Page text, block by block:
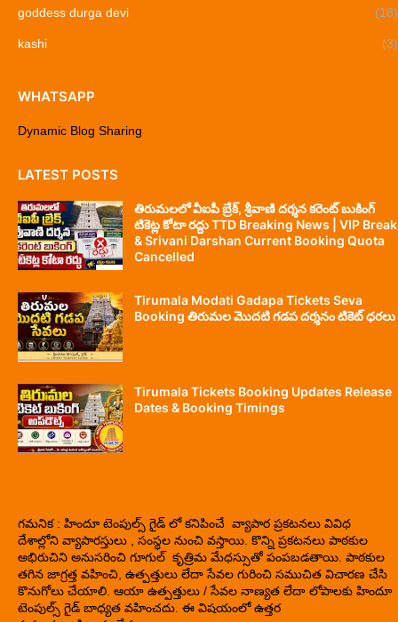
goddess durga devi (18)
kashi (3)
WHATSAPP
Dynamic Blog Sharing
LATEST POSTS
తిరుమలలో వీఐపీ బ్రేక్, శ్రీవాణి దర్శన కరెంట్ బుకింగ్
టికెట్ల కోటా రద్దు TTD Breaking News | VIP Break
& Srivani Darshan Current Booking Quota
Cancelled
Tirumala Modati Gadapa Tickets Seva
Booking తిరుమల మొదటి గడప దర్శనం టికెట్ ధరలు
Tirumala Tickets Booking Updates Release
Dates & Booking Timings
గమనిక : హిందూ టెంపుల్స్ గైడ్ లో కనిపించే వ్యాపార ప్రకటనలు వివిధ
దేశాల్లోని వ్యాపారస్తులు , సంస్థల నుంచి వస్తాయి. కొన్ని ప్రకటనలు పాఠకుల
అభిరుచిని అనుసరించి గూగుల్ కృత్రిమ మేధస్సుతో పంపబడతాయి. పాఠకుల
తగిన జాగ్రత్త వహించి, ఉత్పత్తులు లేదా సేవల గురించి సముచిత విచారణ చేసి
కొనుగోలు చేయాలి. ఆయా ఉత్పత్తులు / సేవల నాణ్యత లేదా లోపాలకు హిందూ
టెంపుల్స్ గైడ్ బాధ్యత వహించదు. ఈ విషయంలో ఉత్తర